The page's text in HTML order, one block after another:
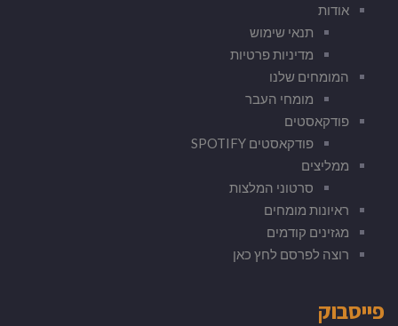
אודות
תנאי שימוש
מדיניות פרטיות
המומחים שלנו
מומחי העבר
פודקאסטים
פודקאסטים SPOTIFY
ממליצים
סרטוני המלצות
ראיונות מומחים
מגזינים קודמים
רוצה לפרסם לחץ כאן
פייסבוק